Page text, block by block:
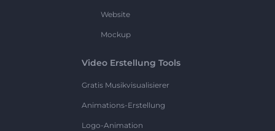
Website
Mockup
Video Erstellung Tools
Gratis Musikvisualisierer
Animations-Erstellung
Logo-Animation